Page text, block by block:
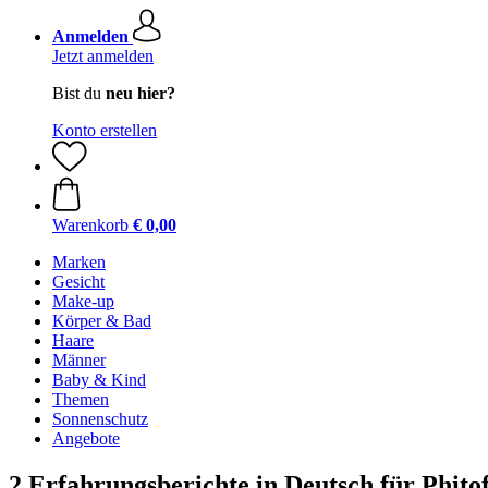
Anmelden
Jetzt anmelden
Bist du neu hier?
Konto erstellen
Warenkorb € 0,00
Marken
Gesicht
Make-up
Körper & Bad
Haare
Männer
Baby & Kind
Themen
Sonnenschutz
Angebote